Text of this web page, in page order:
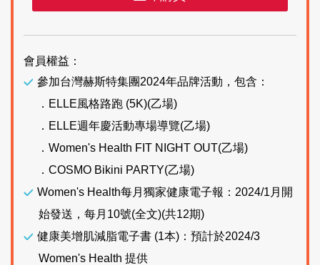
會員權益：
參加台灣赫斯特集團2024年品牌活動，包含：
．ELLE風格路跑 (5K)(乙場)
．ELLE週年慶活動專場導覽(乙場)
．Women's Health FIT NIGHT OUT(乙場)
．COSMO Bikini PARTY(乙場)
Women's Health每月獨家健康電子報：2024/1月開
始發送，每月10號(全文)(共12期)
健康美增肌減脂電子書 (1本)：預計於2024/3
Women's Health 提供